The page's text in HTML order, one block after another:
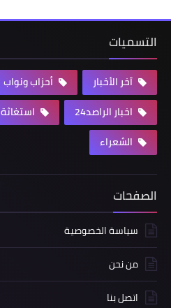
التسميات
آخر الأخبار أحزاب ونواب
اخبار الراصد24
استغاثة
الشعراء
الصفحات
سياسة الخصوصية
من نحن
اتصل بنا